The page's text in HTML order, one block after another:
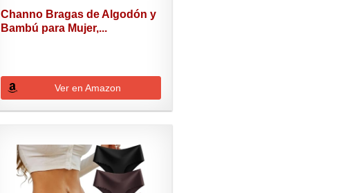
Channo Bragas de Algodón y
Bambú para Mujer,...
Ver en Amazon